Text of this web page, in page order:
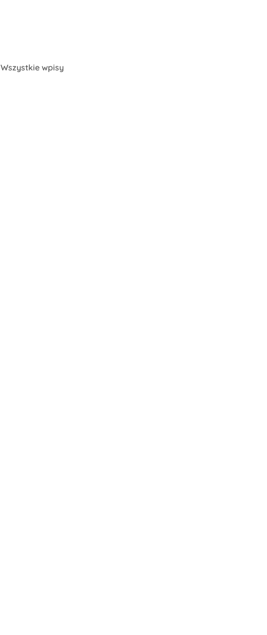
Wszystkie wpisy